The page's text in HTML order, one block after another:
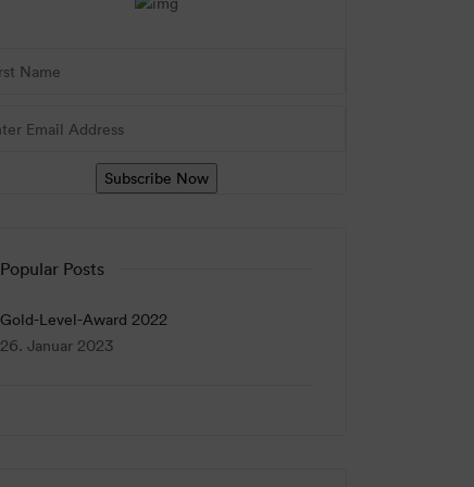
Popular Posts
Gold-Level-Award 2022
26. Januar 2023